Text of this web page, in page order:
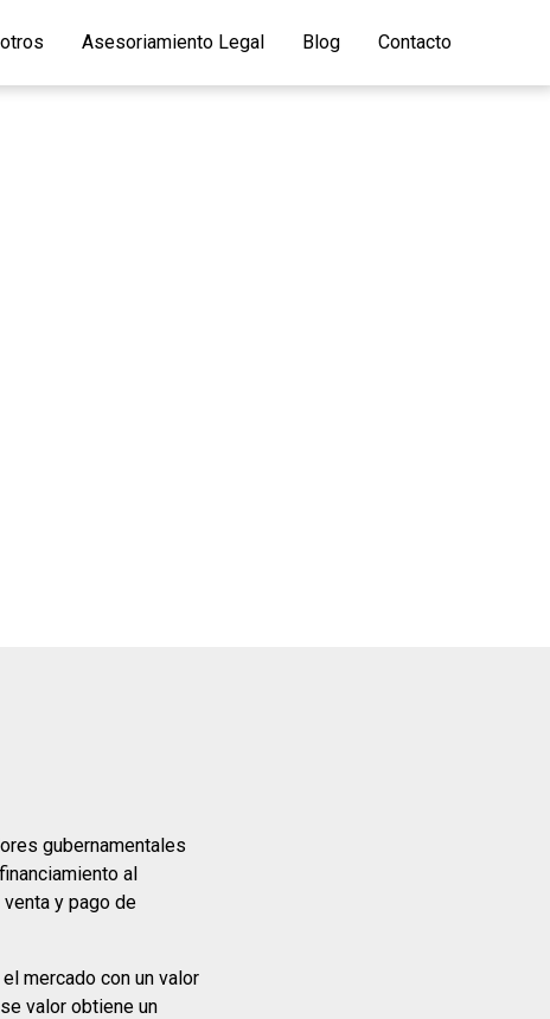
Asesoriamiento Legal Blog Contacto
gubernamentales
al
y pago de
mercado con un valor
valor obtiene un